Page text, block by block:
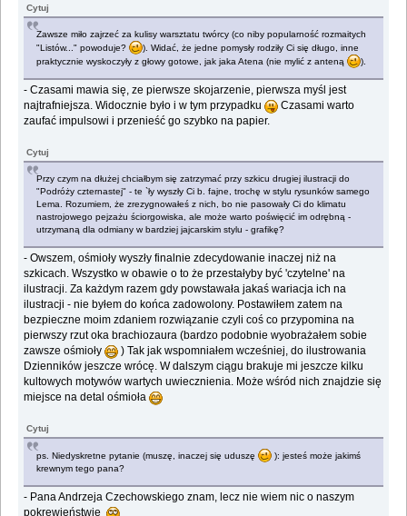
Cytuj
Zawsze miło zajrzeć za kulisy warsztatu twórcy (co niby popularność rozmaitych
"Listów..." powoduje?
). Widać, że jedne pomysły rodziły Ci się długo, inne
praktycznie wyskoczyły z głowy gotowe, jak jaka Atena (nie mylić z anteną
).
- Czasami mawia się, ze pierwsze skojarzenie, pierwsza myśl jest
najtrafniejsza. Widocznie było i w tym przypadku
Czasami warto
zaufać impulsowi i przenieść go szybko na papier.
Cytuj
Przy czym na dłużej chciałbym się zatrzymać przy szkicu drugiej ilustracji do
"Podróży czternastej" - te `ły wyszły Ci b. fajne, trochę w stylu rysunków samego
Lema. Rozumiem, że zrezygnowałeś z nich, bo nie pasowały Ci do klimatu
nastrojowego pejzażu ściorgowiska, ale może warto poświęcić im odrębną -
utrzymaną dla odmiany w bardziej jajcarskim stylu - grafikę?
- Owszem, ośmioły wyszły finalnie zdecydowanie inaczej niż na
szkicach. Wszystko w obawie o to że przestałyby być 'czytelne' na
ilustracji. Za każdym razem gdy powstawała jakaś wariacja ich na
ilustracji - nie byłem do końca zadowolony. Postawiłem zatem na
bezpieczne moim zdaniem rozwiązanie czyli coś co przypomina na
pierwszy rzut oka brachiozaura (bardzo podobnie wyobrażałem sobie
zawsze ośmioły
) Tak jak wspomniałem wcześniej, do ilustrowania
Dzienników jeszcze wrócę. W dalszym ciągu brakuje mi jeszcze kilku
kultowych motywów wartych uwiecznienia. Może wśród nich znajdzie się
miejsce na detal ośmioła
Cytuj
ps. Niedyskretne pytanie (muszę, inaczej się uduszę
): jesteś może jakimś
krewnym tego pana?
- Pana Andrzeja Czechowskiego znam, lecz nie wiem nic o naszym
pokrewieństwie